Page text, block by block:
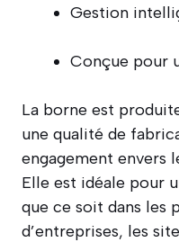
Gestion
Conçue pour
La borne est
une qualité de
engagement envers
Elle est idéale pour
que ce soit dans les
d’entreprises, les